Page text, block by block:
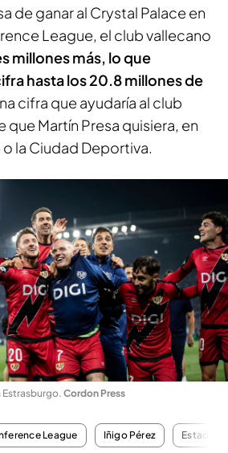
de ganar al Crystal Palace en
League, el club vallecano
millones más, lo que
hasta los 20.8 millones de
cifra que ayudaría al club
Martín Presa quisiera, en
la Ciudad Deportiva.
Estrasburgo. Cordon Press
League Iñigo Pérez Estadio